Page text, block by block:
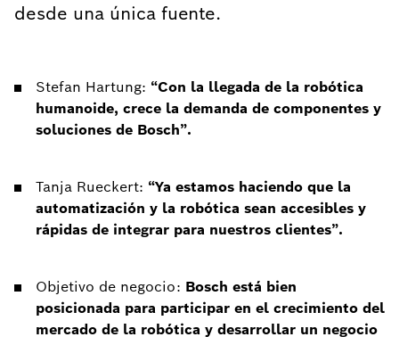
desde una única fuente.
Stefan Hartung: “Con la llegada de la robótica
humanoide, crece la demanda de componentes y
soluciones de Bosch”.
Tanja Rueckert: “Ya estamos haciendo que la
automatización y la robótica sean accesibles y
rápidas de integrar para nuestros clientes”.
Objetivo de negocio: Bosch está bien
posicionada para participar en el crecimiento del
mercado de la robótica y desarrollar un negocio